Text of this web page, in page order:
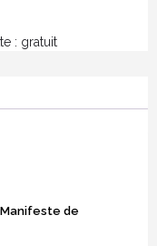
: gratuit
de